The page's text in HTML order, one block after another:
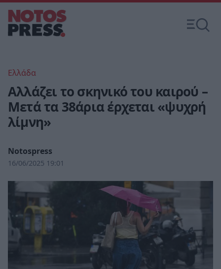
Ελλάδα
Αλλάζει το σκηνικό του καιρού –
Μετά τα 38άρια έρχεται «ψυχρή
λίμνη»
Notospress
16/06/2025 19:01